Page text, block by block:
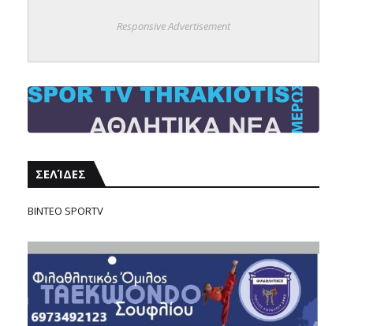
Responsive Advertisement
ΣΕΛΊΔΕΣ
ΒΙΝΤΕΟ SPORTV